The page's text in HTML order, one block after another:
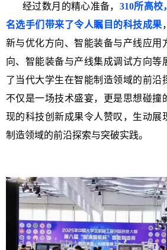
经过数月的精心准备， 310所高校
名选手们带来了令人瞩目的科技成果
新与优化方向、智能装备与产线应用
向、 智能装备与产线集成调试方向等
了当代大学生在智能制造领域的前沿
不仅是一场技术盛宴，更是思想碰撞
现的科技创新成果令人赞叹，生动展
制造领域的前沿探索与突破实践。